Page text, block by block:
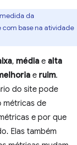
da
com base na atividade
, média e alta
e ruim.
do site pode
métricas de
e por que
Elas também